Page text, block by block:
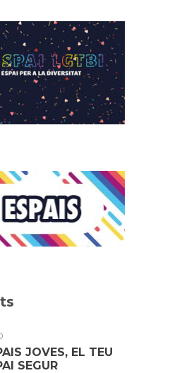
JOVES, EL TEU
SEGUR